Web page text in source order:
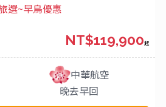
選~早鳥優惠
中華航空
晚去早回
NT$119,900起